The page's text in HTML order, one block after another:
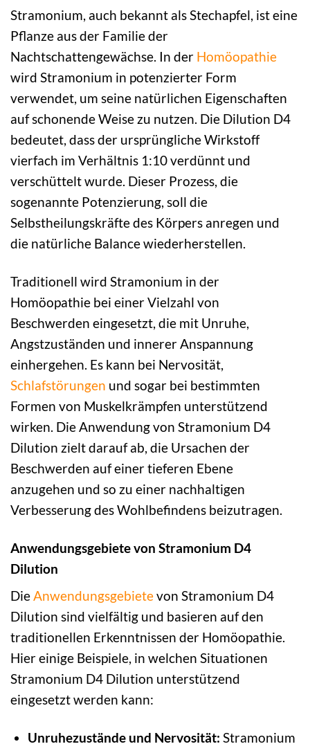
Stramonium, auch bekannt als Stechapfel, ist eine
Pflanze aus der Familie der
Nachtschattengewächse. In der Homöopathie
wird Stramonium in potenzierter Form
verwendet, um seine natürlichen Eigenschaften
auf schonende Weise zu nutzen. Die Dilution D4
bedeutet, dass der ursprüngliche Wirkstoff
vierfach im Verhältnis 1:10 verdünnt und
verschüttelt wurde. Dieser Prozess, die
sogenannte Potenzierung, soll die
Selbstheilungskräfte des Körpers anregen und
die natürliche Balance wiederherstellen.
Traditionell wird Stramonium in der
Homöopathie bei einer Vielzahl von
Beschwerden eingesetzt, die mit Unruhe,
Angstzuständen und innerer Anspannung
einhergehen. Es kann bei Nervosität,
Schlafstörungen und sogar bei bestimmten
Formen von Muskelkrämpfen unterstützend
wirken. Die Anwendung von Stramonium D4
Dilution zielt darauf ab, die Ursachen der
Beschwerden auf einer tieferen Ebene
anzugehen und so zu einer nachhaltigen
Verbesserung des Wohlbefindens beizutragen.
Anwendungsgebiete von Stramonium D4
Dilution
DieAnwendungsgebietevon Stramonium D4
Dilution sind vielfältig und basieren auf den
traditionellen Erkenntnissen der Homöopathie.
Hier einige Beispiele, in welchen Situationen
Stramonium D4 Dilution unterstützend
eingesetzt werden kann:
Unruhezustände und Nervosität: Stramonium